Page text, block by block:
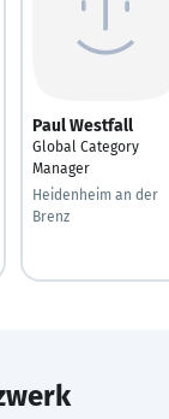
Paul Westfall
Global Category
Manager
Heidenheim an der
Brenz